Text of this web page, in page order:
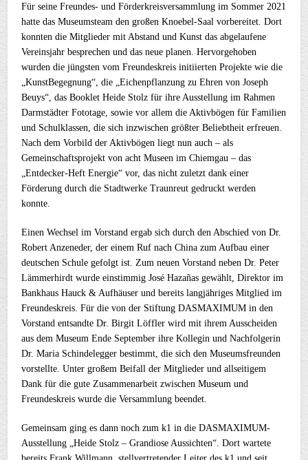
Für seine Freundes- und Förderkreisversammlung im Sommer 2021
hatte das Museumsteam den großen Knoebel-Saal vorbereitet. Dort
konnten die Mitglieder mit Abstand und Kunst das abgelaufene
Vereinsjahr besprechen und das neue planen. Hervorgehoben
wurden die jüngsten vom Freundeskreis initiierten Projekte wie die
„KunstBegegnung“, die „Eichenpflanzung zu Ehren von Joseph
Beuys“, das Booklet Heide Stolz für ihre Ausstellung im Rahmen
Darmstädter Fototage, sowie vor allem die Aktivbögen für Familien
und Schulklassen, die sich inzwischen größter Beliebtheit erfreuen.
Nach dem Vorbild der Aktivbögen liegt nun auch – als
Gemeinschaftsprojekt von acht Museen im Chiemgau – das
„Entdecker-Heft Energie“ vor, das nicht zuletzt dank einer
Förderung durch die Stadtwerke Traunreut gedruckt werden
konnte.
Einen Wechsel im Vorstand ergab sich durch den Abschied von Dr.
Robert Anzeneder, der einem Ruf nach China zum Aufbau einer
deutschen Schule gefolgt ist. Zum neuen Vorstand neben Dr. Peter
Lämmerhirdt wurde einstimmig José Hazañas gewählt, Direktor im
Bankhaus Hauck & Aufhäuser und bereits langjähriges Mitglied im
Freundeskreis. Für die von der Stiftung DASMAXIMUM in den
Vorstand entsandte Dr. Birgit Löffler wird mit ihrem Ausscheiden
aus dem Museum Ende September ihre Kollegin und Nachfolgerin
Dr. Maria Schindelegger bestimmt, die sich den Museumsfreunden
vorstellte. Unter großem Beifall der Mitglieder und allseitigem
Dank für die gute Zusammenarbeit zwischen Museum und
Freundeskreis wurde die Versammlung beendet.
Gemeinsam ging es dann noch zum k1 in die DASMAXIMUM-
Ausstellung „Heide Stolz – Grandiose Aussichten“. Dort wartete